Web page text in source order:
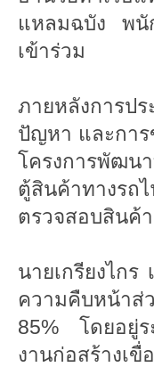
แหลมฉบัง พนั
เข้าร่วม
ภายหลังการป
ปัญหา และการ
โครงการพัฒน
ตู้สินค้าทางรถ
ตรวจสอบสินค้
นายเกรียงไก
ความคืบหน้าส่
85% โดยอยู่
งานก่อสร้างเ